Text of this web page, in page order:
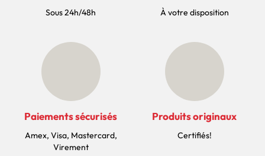
Sous 24h/48h À votre disposition
Paiements sécurisés
Amex, Visa, Mastercard,
Virement
Produits originaux
Certifiés!